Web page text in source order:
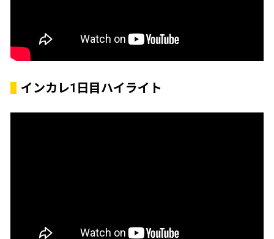
インカレ1日目ハイライト